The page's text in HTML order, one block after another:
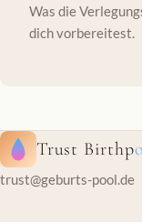
Was die
dich vorbereitest.
Trust Birthp
trust@geburts-pool.de